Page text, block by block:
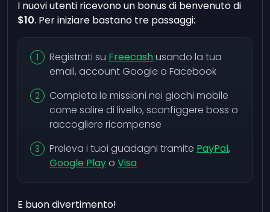
I nuovi utenti ricevono un bonus di benvenuto di
$10. Per iniziare bastano tre passaggi:
Registrati su Freecashusando la tua
email, account Google o Facebook
Completa le missioni nei giochi mobile
come salire di livello, sconfiggere boss o
raccogliere ricompense
Preleva i tuoi guadagni tramite PayPal,
Google PlayoVisa
E buon divertimento!